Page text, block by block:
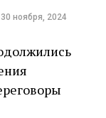
30 ноября, 2024